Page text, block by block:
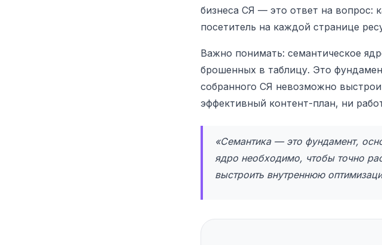
бизнеса СЯ — это ответ на вопрос:
посетитель на каждой странице
Важно понимать: семантическое
брошенных в таблицу. Это
собранного СЯ невозможно
эффективный контент-план, ни
«Семантика — это фундамент,
ядро необходимо, чтобы точно
выстроить внутреннюю